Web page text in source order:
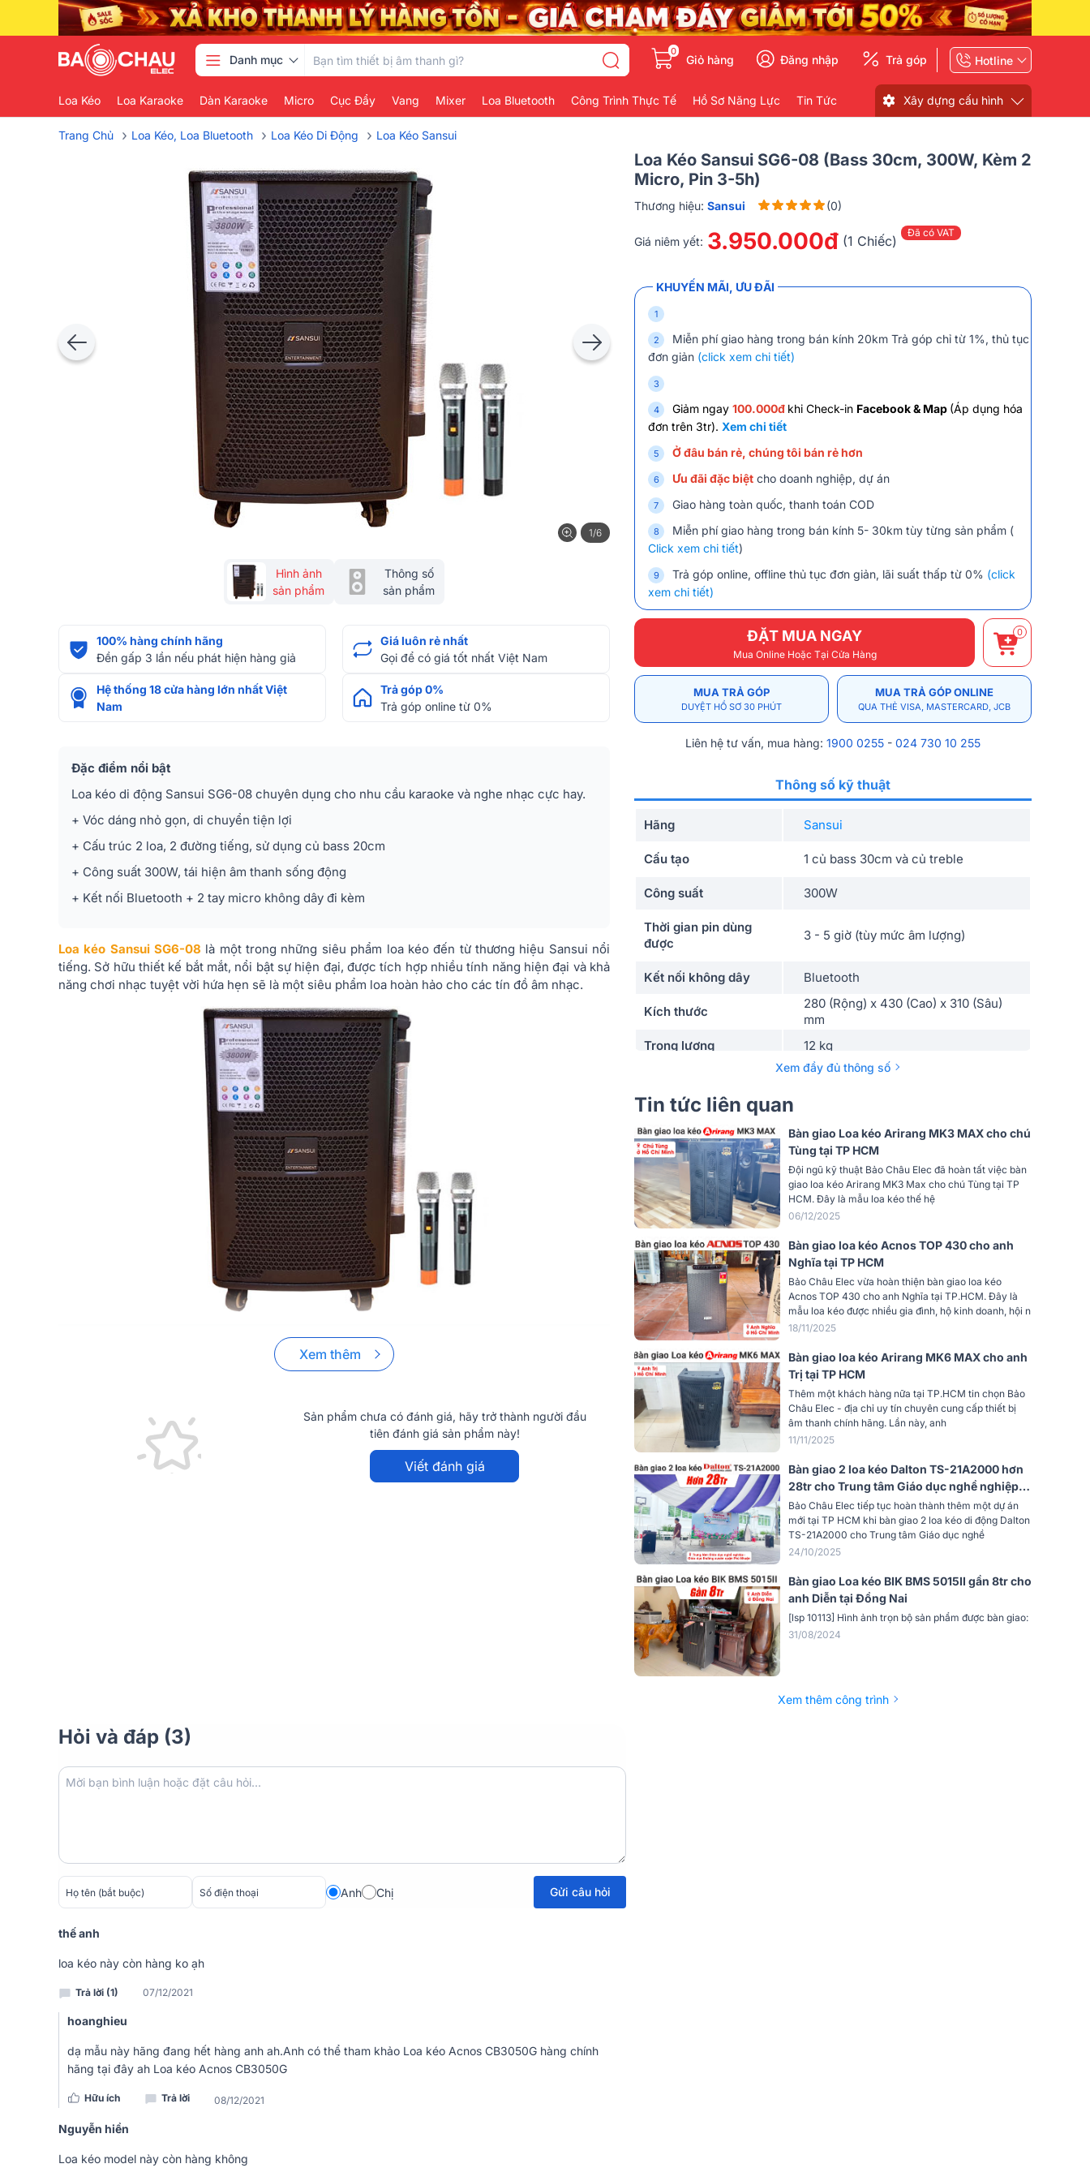
Danh mục
0
Giỏ hàng Đăng nhập Trả góp Hotline
Loa Kéo Loa Karaoke Dàn Karaoke Micro Cục Đẩy Vang Mixer Loa Bluetooth Công Trình Thực Tế Hồ Sơ Năng Lực Tin Tức Xây dựng cấu hình
Trang Chủ › Loa Kéo, Loa Bluetooth › Loa Kéo Di Động › Loa Kéo Sansui
1/6
Hình ảnh
sản phẩm
Thông số
sản phẩm
100% hàng chính hãng
Đền gấp 3 lần nếu phát hiện hàng giả
Giá luôn rẻ nhất
Gọi để có giá tốt nhất Việt Nam
Hệ thống 18 cửa hàng lớn nhất Việt
Nam
Trả góp 0%
Trả góp online từ 0%
Đặc điểm nổi bật
Loa kéo di động Sansui SG6-08 chuyên dụng cho nhu cầu karaoke và nghe nhạc cực hay.
+ Vóc dáng nhỏ gọn, di chuyển tiện lợi
+ Cấu trúc 2 loa, 2 đường tiếng, sử dụng củ bass 20cm
+ Công suất 300W, tái hiện âm thanh sống động
+ Kết nối Bluetooth + 2 tay micro không dây đi kèm
Loa kéo Sansui SG6-08 là một trong những siêu phẩm loa kéo đến từ thương hiệu Sansui nổi
tiếng. Sở hữu thiết kế bắt mắt, nổi bật sự hiện đại, được tích hợp nhiều tính năng hiện đại và khả
năng chơi nhạc tuyệt vời hứa hẹn sẽ là một siêu phẩm loa hoàn hảo cho các tín đồ âm nhạc.
Tiêu chí để chọn một chiếc loa kéo tốt
Hướng dẫn kết nối loa kẹo kéo với điện thoại CHUẨN NHẤT
ThùngLoa kéo SANSUIđược làm từ chất liệu gỗ nhám màu đen cực chắc chắn cùng với dáng
đứng cứng cáp, độ tin cậy cao. Các đường nét tinh tế, cuốn hút người dùng. Tay cầm bằng kim
loại, thể hiện rõ sự sang trọng, cao cấp của loa.
Đằng trước là lưới kim loại hình tổ ong để bảo vệ hệ thống củ loa, bên trong được lót thêm một
lớp vải tránh bụi bẩn và giúp âm thanh ấm hơn. Thiết kế bánh xe chắc chắn hỗ trợ người dùng
Xem thêm
Sản phẩm chưa có đánh giá, hãy trở thành người đầu
tiên đánh giá sản phẩm này!
Viết đánh giá
Loa Kéo Sansui SG6-08 (Bass 30cm, 300W, Kèm 2
Micro, Pin 3-5h)
Thương hiệu: Sansui (0)
Giá niêm yết: 3.950.000đ (1 Chiếc)
Đã có VAT
KHUYẾN MÃI, ƯU ĐÃI
Miễn phí giao hàng trong bán kính 20km Trả góp chỉ từ 1%, thủ tục
đơn giản (click xem chi tiết)
Giảm ngay 100.000đ khi Check-in Facebook & Map (Áp dụng hóa
đơn trên 3tr). Xem chi tiết
Ở đâu bán rẻ, chúng tôi bán rẻ hơn
Ưu đãi đặc biệt cho doanh nghiệp, dự án
Giao hàng toàn quốc, thanh toán COD
Miễn phí giao hàng trong bán kính 5- 30km tùy từng sản phẩm (
Click xem chi tiết)
Trả góp online, offline thủ tục đơn giản, lãi suất thấp từ 0% (click
xem chi tiết)
ĐẶT MUA NGAY
Mua Online Hoặc Tại Cửa Hàng
0
MUA TRẢ GÓP
DUYỆT HỒ SƠ 30 PHÚT
MUA TRẢ GÓP ONLINE
QUA THẺ VISA, MASTERCARD, JCB
Liên hệ tư vấn, mua hàng: 1900 0255 - 024 730 10 255
Thông số kỹ thuật
Hãng Sansui
Cấu tạo 1 củ bass 30cm và củ treble
Công suất 300W
Thời gian pin dùng
được
3 - 5 giờ (tùy mức âm lượng)
Kết nối không dây Bluetooth
Kích thước
280 (Rộng) x 430 (Cao) x 310 (Sâu)
mm
Trọng lượng
12 kg
Xem đầy đủ thông số
Tin tức liên quan
Bàn giao Loa kéo Arirang MK3 MAX cho chú
Tùng tại TP HCM
Đội ngũ kỹ thuật Bảo Châu Elec đã hoàn tất việc bàn
giao loa kéo Arirang MK3 Max cho chú Tùng tại TP
HCM. Đây là mẫu loa kéo thế hệ
06/12/2025
Bàn giao loa kéo Acnos TOP 430 cho anh
Nghĩa tại TP HCM
Bảo Châu Elec vừa hoàn thiện bàn giao loa kéo
Acnos TOP 430 cho anh Nghĩa tại TP.HCM. Đây là
mẫu loa kéo được nhiều gia đình, hộ kinh doanh, hội n
18/11/2025
Bàn giao loa kéo Arirang MK6 MAX cho anh
Trị tại TP HCM
Thêm một khách hàng nữa tại TP.HCM tin chọn Bảo
Châu Elec - địa chỉ uy tín chuyên cung cấp thiết bị
âm thanh chính hãng. Lần này, anh
11/11/2025
Bàn giao 2 loa kéo Dalton TS-21A2000 hơn
28tr cho Trung tâm Giáo dục nghề nghiệp -
thường xuyên quận Phú Nhuận tại TP HCM
Bảo Châu Elec tiếp tục hoàn thành thêm một dự án
mới tại TP HCM khi bàn giao 2 loa kéo di động Dalton
TS-21A2000 cho Trung tâm Giáo dục nghề
24/10/2025
Bàn giao Loa kéo BIK BMS 5015II gần 8tr cho
anh Diễn tại Đồng Nai
[lsp 10113] Hình ảnh trọn bộ sản phẩm được bàn giao:
31/08/2024
Xem thêm công trình
Hỏi và đáp (3)
Anh Chị Gửi câu hỏi
thế anh
loa kéo này còn hàng ko ạh
Trả lời (1) 07/12/2021
hoanghieu
dạ mẫu này hãng đang hết hàng anh ah.Anh có thể tham khảo Loa kéo Acnos CB3050G hàng chính
hãng tại đây ah Loa kéo Acnos CB3050G
Hữu ích Trả lời 08/12/2021
Nguyễn hiền
Loa kéo model này còn hàng không